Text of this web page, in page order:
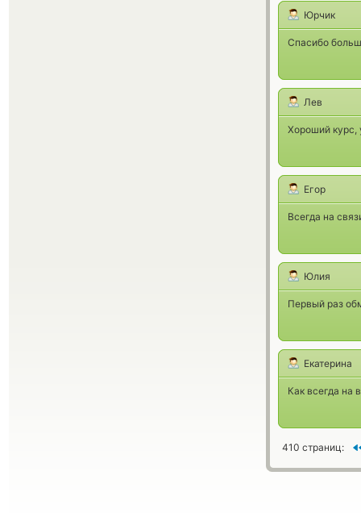
Юрчик
Спасибо
Лев
Хороший курс,
Егор
Всегда на
Юлия
Первый раз
Екатерина
Как всегда на
410 страниц: